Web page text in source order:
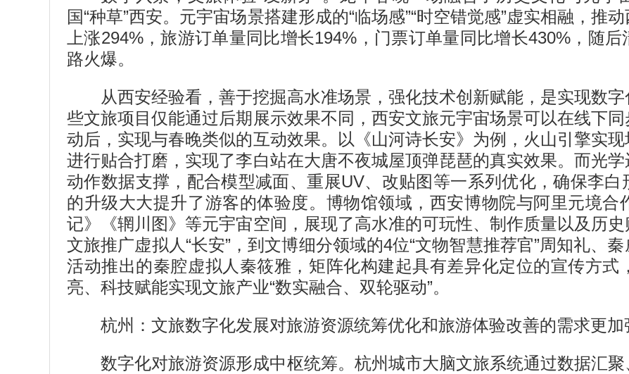
国“种草”西安。元宇宙场景搭建形成的“临场感”“时空错觉感”虚实相融，推
上涨294%，旅游订单量同比增长194%，门票订单量同比增长430%，随
路火爆。
从西安经验看，善于挖掘高水准场景，强化技术创新赋能，是实现数
些文旅项目仅能通过后期展示效果不同，西安文旅元宇宙场景可以在线下
动后，实现与春晚类似的互动效果。以《山河诗长安》为例，火山引擎实
进行贴合打磨，实现了李白站在大唐不夜城屋顶弹琵琶的真实效果。而光
动作数据支撑，配合模型减面、重展UV、改贴图等一系列优化，确保李
的升级大大提升了游客的体验度。博物馆领域，西安博物院与阿里元境合
记》《辋川图》等元宇宙空间，展现了高水准的可玩性、制作质量以及历
文旅推广虚拟人“长安”，到文博细分领域的4位“文物智慧推荐官”周知礼、
活动推出的秦腔虚拟人秦筱雅，矩阵化构建起具有差异化定位的宣传方式
亮、科技赋能实现文旅产业“数实融合、双轮驱动”。
杭州：文旅数字化发展对旅游资源统筹优化和旅游体验改善的需求更加
数字化对旅游资源形成中枢统筹。杭州城市大脑文旅系统通过数据汇